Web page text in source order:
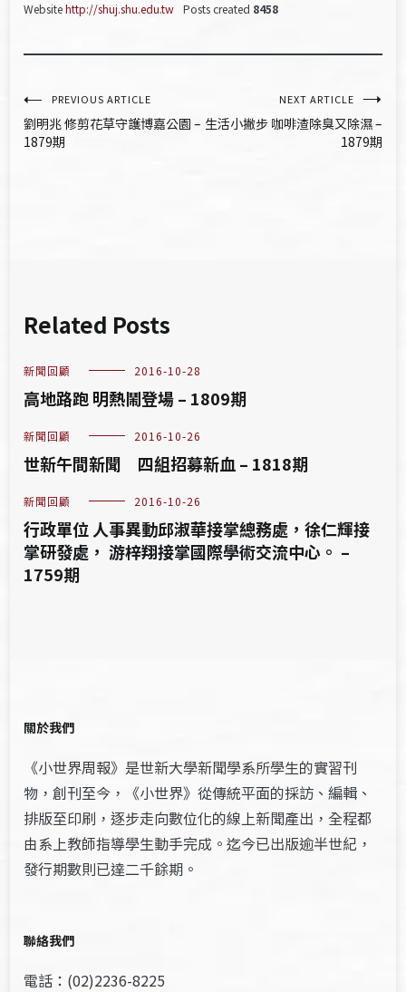
Websitehttp://shuj.shu.edu.tw Posts created 8458
文
章
PREVIOUS ARTICLE
劉明兆 修剪花草守護博嘉公園 –
1879期
NEXT ARTICLE
生活小撇步 咖啡渣除臭又除濕 –
1879期
Related Posts
新聞回顧 2016-10-28
高地路跑 明熱鬧登場 – 1809期
新聞回顧 2016-10-26
世新午間新聞 四組招募新血 – 1818期
新聞回顧 2016-10-26
行政單位 人事異動邱淑華接掌總務處，徐仁輝接
掌研發處， 游梓翔接掌國際學術交流中心。 –
1759期
關於我們
《小世界周報》是世新大學新聞學系所學生的實習刊
物，創刊至今，《小世界》從傳統平面的採訪、編輯、
排版至印刷，逐步走向數位化的線上新聞產出，全程都
由系上教師指導學生動手完成。迄今已出版逾半世紀，
發行期數則已達二千餘期。
聯絡我們
電話：(02)2236-8225